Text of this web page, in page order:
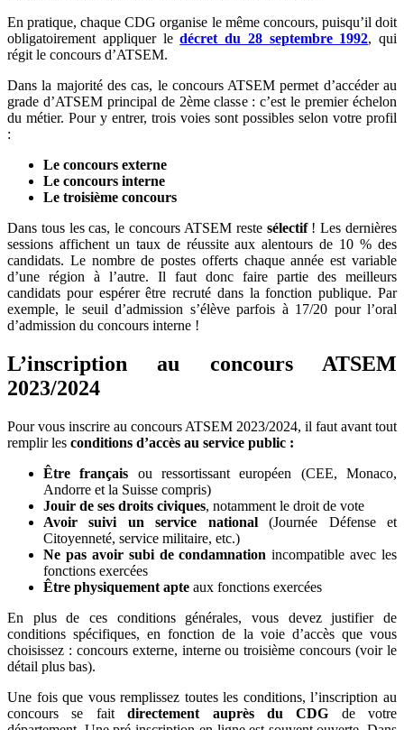
En pratique, chaque CDG organise le même concours, puisqu’il doit
obligatoirement appliquer ledécret du 28 septembre 1992, qui
régit le concours d’ATSEM.
Dans la majorité des cas, le concours ATSEM permet d’accéder au
grade d’ATSEM principal de 2ème classe : c’est le premier échelon
du métier. Pour y entrer, trois voies sont possibles selon votre profil
:
Le concours externe
Le concours interne
Le troisième concours
Dans tous les cas, le concours ATSEM reste sélectif ! Les dernières
sessions affichent un taux de réussite aux alentours de 10 % des
candidats. Le nombre de postes offerts chaque année est variable
d’une région à l’autre. Il faut donc faire partie des meilleurs
candidats pour espérer être recruté dans la fonction publique. Par
exemple, le seuil d’admission s’élève parfois à 17/20 pour l’oral
d’admission du concours interne !
L’inscription au concours ATSEM
2023/2024
Pour vous inscrire au concours ATSEM 2023/2024, il faut avant tout
remplir les conditions d’accès au service public :
Être français ou ressortissant européen (CEE, Monaco,
Andorre et la Suisse compris)
Jouir de ses droits civiques, notamment le droit de vote
Avoir suivi un service national(Journée Défense et
Citoyenneté, service militaire, etc.)
Ne pas avoir subi de condamnation incompatible avec les
fonctions exercées
Être physiquement apte aux fonctions exercées
En plus de ces conditions générales, vous devez justifier de
conditions spécifiques, en fonction de la voie d’accès que vous
choisissez : concours externe, interne ou troisième concours (voir le
détail plus bas).
Une fois que vous remplissez toutes les conditions, l’inscription au
concours se faitdirectement auprès du CDG de votre